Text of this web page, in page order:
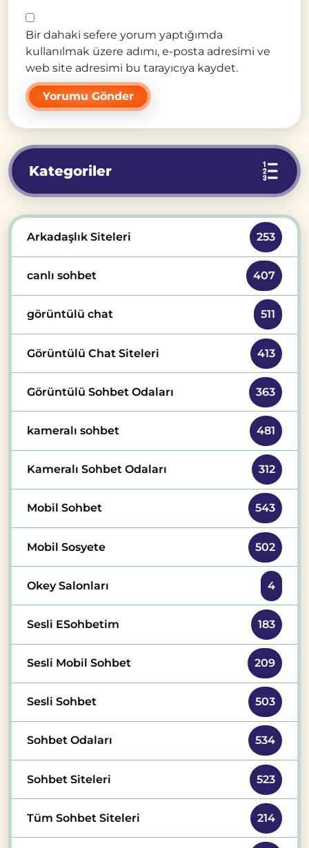
Bir dahaki sefere yorum yaptığımda
kullanılmak üzere adımı, e-posta adresimi ve
web site adresimi bu tarayıcıya kaydet.
Kategoriler
Arkadaşlık Siteleri 253
canlı sohbet 407
görüntülü chat 511
Görüntülü Chat Siteleri 413
Görüntülü Sohbet Odaları 363
kameralı sohbet 481
Kameralı Sohbet Odaları 312
Mobil Sohbet 543
Mobil Sosyete 502
Okey Salonları 4
Sesli ESohbetim 183
Sesli Mobil Sohbet 209
Sesli Sohbet 503
Sohbet Odaları 534
Sohbet Siteleri 523
Tüm Sohbet Siteleri 214